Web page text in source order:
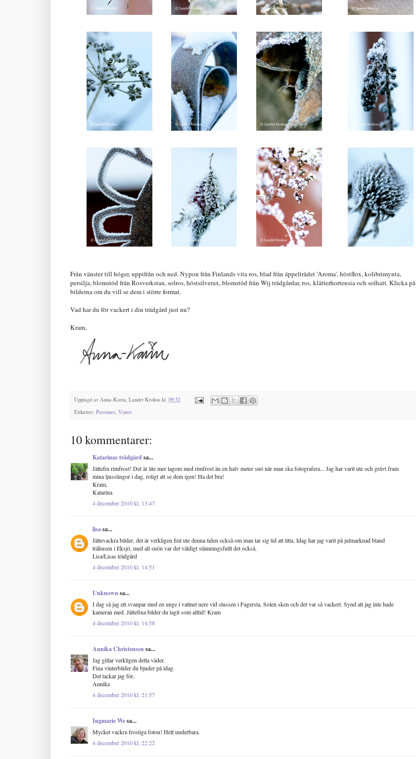
Från vänster till höger, uppifrån och ned. Nypon från Finlands vita ros, blad från äppelträdet 'Aroma', höstflox, kolibrimynta,
persilja, blomstöd från Rosverkstan, solros, höstsilverax, blomstöd från Wij trädgårdar, ros, klätterhortensia och solhatt. Klicka på
bilderna om du vill se dem i större format.
Vad har du för vackert i din trädgård just nu?
Kram,
Upplagd av Anna-Karin, Landet Krokus kl. 09:32
Etiketter: Perenner, Vinter
10 kommentarer:
Katarinas trädgård sa...
Jättefin rimfrost! Det är lite mer lagom med rimfrost än en halv meter snö när man ska fotografera... Jag har varit ute och grävt fram
mina ljusslingor i dag, roligt att se dem igen! Ha det bra!
Kram,
Katarina
4 december 2010 kl. 13:47
lisasa...
Jättevackra bilder, det är verkligen fint ute denna tiden också om man tar sig tid att titta. Idag har jag varit på julmarknad bland
trähusen i Eksjö, med all snön var det väldigt stämningsfullt det också.
Lisa/Lisas trädgård
4 december 2010 kl. 14:51
Unknownsa...
I dag så jag ett svanpar med en unge i vattnet nere vid slussen i Fagersta. Solen sken och det var så vackert. Synd att jag inte hade
kameran med. Jättefina bilder du tagit som alltid! Kram
4 december 2010 kl. 14:58
Annika Christensensa...
Jag gillar verkligen detta väder.
Fina vinterbilder du bjuder på idag.
Det tackar jag för,
Annika
4 december 2010 kl. 21:57
Ingmarie Wesa...
Mycket vackra frostiga foton! Helt underbara.
4 december 2010 kl. 22:22